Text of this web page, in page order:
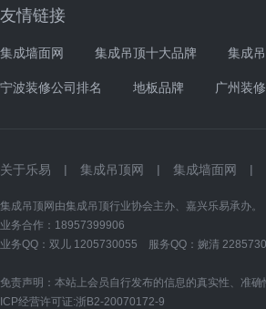
友情链接
集成墙面网 集成吊顶十大品牌 集成
宁波装修公司排名 地板品牌 广州装修
关于乐易 | 集成吊顶网 | 集成墙面网 |
集成吊顶网由集成吊顶行业协会主办、嘉兴乐易承
业务合作：18957399906
业务QQ：双儿 1205730055 服务QQ：婉清
免责声明：本站上会员自行发布的信息的真实性、准
ICP经营许可证:浙B2-20070172-9